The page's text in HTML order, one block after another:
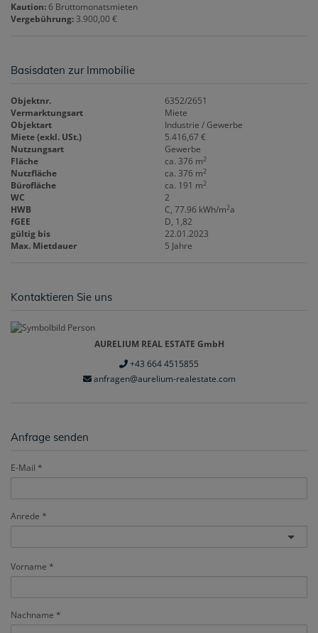
Kaution: 6 Bruttomonatsmieten
Vergebührung: 3.900,00 €
Basisdaten zur Immobilie
Objektnr.
6352/2651
Vermarktungsart
Miete
Objektart
Industrie / Gewerbe
Miete (exkl. USt.)
5.416,67 €
Nutzungsart
Gewerbe
Fläche
ca. 376 m2
Nutzfläche ca. 376 m2
Bürofläche ca. 191 m2
WC
2
HWB
C, 77.96 kWh/m2a
fGEE
D, 1,82
gültig bis
22.01.2023
Max. Mietdauer
5 Jahre
Kontaktieren Sie uns
AURELIUM REAL ESTATE GmbH
+43 664 4515855
anfragen@aurelium-realestate.com
Anfrage senden
E-Mail
Anrede
Vorname
Nachname